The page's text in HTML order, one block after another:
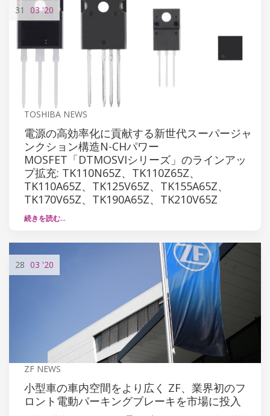
31 03'20
TOSHIBA NEWS
電源の高効率化に貢献する新世代スーパージャ
ンクション構造N-CHパワー
MOSFET「DTMOSVIシリーズ」のラインアッ
プ拡充: TK110N65Z、TK110Z65Z、
TK110A65Z、TK125V65Z、TK155A65Z、
TK170V65Z、TK190A65Z、TK210V65Z
続きを読む…
28 03 '20
ZF NEWS
小型車の車内空間をより広く ZF、業界初のフ
ロント電動パーキングブレーキを市場に投入